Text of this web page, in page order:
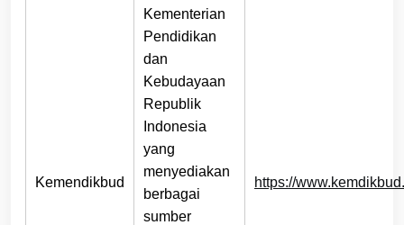
Kemendikbud
Kementerian
Pendidikan
dan
Kebudayaan
Republik
Indonesia
yang
menyediakan
berbagai
sumber
https://